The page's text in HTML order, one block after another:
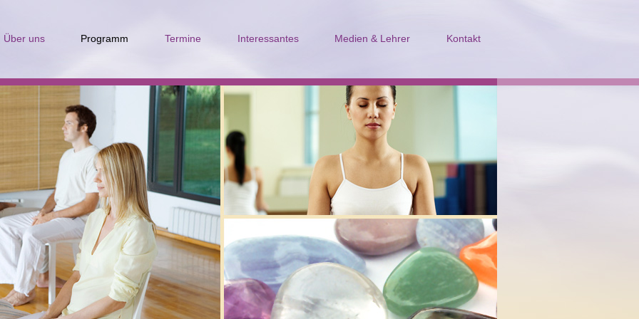
Über uns Programm Termine Interessantes Medien & Lehrer Kontakt